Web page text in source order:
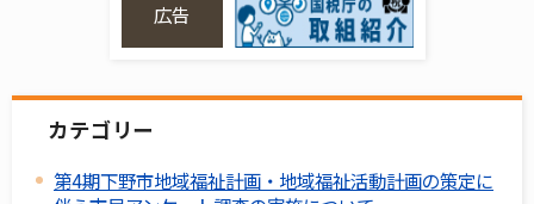
広告
カテゴリー
第4期下野市地域福祉計画・地域福祉活動計画の策定に